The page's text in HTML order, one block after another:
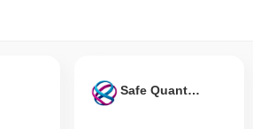
Safe Quantum Wallet